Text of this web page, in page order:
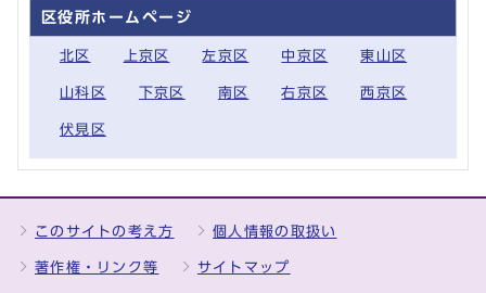
区役所ホームページ
北区 上京区 左京区 中京区 東山区
山科区 下京区 南区 右京区 西京区
伏見区
このサイトの考え方 個人情報の取扱い
著作権・リンク等 サイトマップ